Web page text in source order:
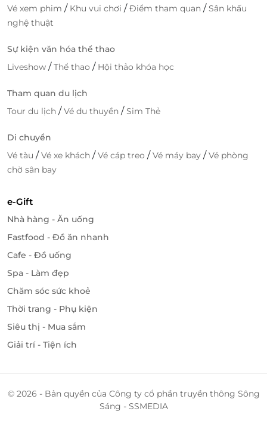
Vé xem phim / Khu vui chơi /Điểm tham quan /Sân khấu
nghệ thuật
Sự kiện văn hóa thể thao
Liveshow /Thể thao / Hội thảo khóa học
Tham quan du lịch
Tour du lịch /Vé du thuyền /Sim Thẻ
Di chuyển
Vé tàu /Vé xe khách /Vé cáp treo /Vé máy bay /Vé phòng
chờ sân bay
e-Gift
Nhà hàng - Ăn uống
Fastfood - Đồ ăn nhanh
Cafe - Đồ uống
Spa - Làm đẹp
Chăm sóc sức khoẻ
Thời trang - Phụ kiện
Siêu thị - Mua sắm
Giải trí - Tiện ích
© 2026 - Bản quyền của Công ty cổ phần truyền thông Sông
Sáng - SSMEDIA